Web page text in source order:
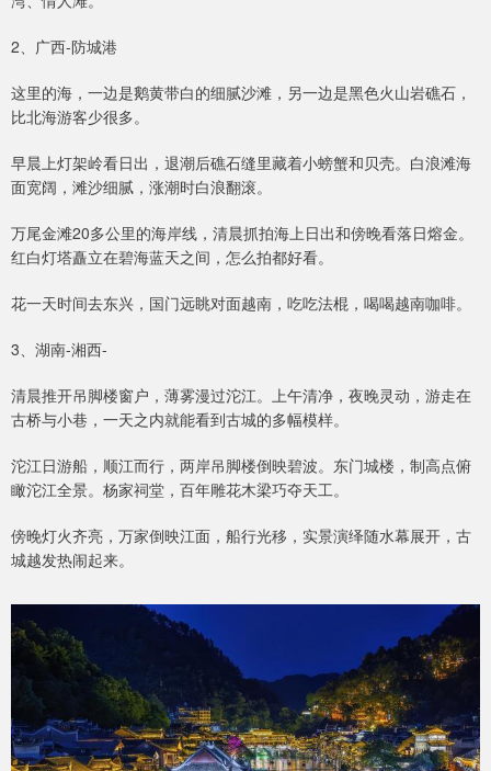
2、广西-防城港
这里的海，一边是鹅黄带白的细腻沙滩，另一边是黑色火山岩礁石，
比北海游客少很多。
早晨上灯架岭看日出，退潮后礁石缝里藏着小螃蟹和贝壳。白浪滩海
面宽阔，滩沙细腻，涨潮时白浪翻滚。
万尾金滩20多公里的海岸线，清晨抓拍海上日出和傍晚看落日熔金。
红白灯塔矗立在碧海蓝天之间，怎么拍都好看。
花一天时间去东兴，国门远眺对面越南，吃吃法棍，喝喝越南咖啡。
3、湖南-湘西-
清晨推开吊脚楼窗户，薄雾漫过沱江。上午清净，夜晚灵动，游走在
古桥与小巷，一天之内就能看到古城的多幅模样。
沱江日游船，顺江而行，两岸吊脚楼倒映碧波。东门城楼，制高点俯
瞰沱江全景。杨家祠堂，百年雕花木梁巧夺天工。
傍晚灯火齐亮，万家倒映江面，船行光移，实景演绎随水幕展开，古
城越发热闹起来。